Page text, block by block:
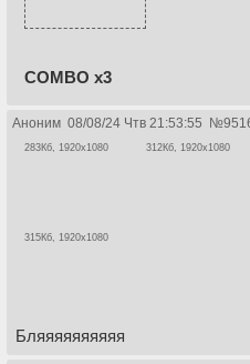
COMBO x3
Аноним 08/08/24 Чтв 21:53:55 №
283Кб, 1920x1080 312Кб, 1920x1080
315Кб, 1920x1080
Бляяяяяяяяяя